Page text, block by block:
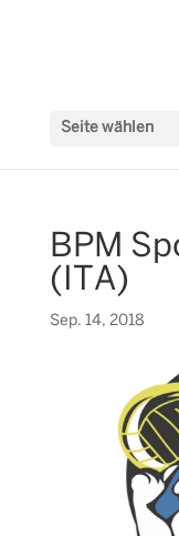
Seite wählen
BPM
(ITA)
Sep. 14, 2018